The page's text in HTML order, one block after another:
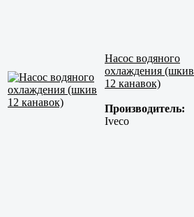
Насос водяного
охлаждения (шкив
12 канавок)
Производитель:
Iveco